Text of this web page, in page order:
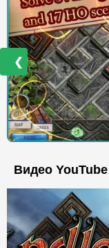
❮
Видео YouTube